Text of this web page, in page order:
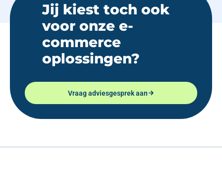
Jij kiest toch ook
voor onze e-
commerce
oplossingen?
Vraag adviesgesprek aan